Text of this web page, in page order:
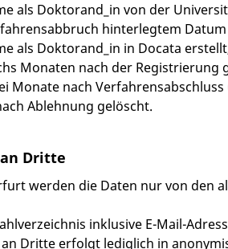
als Doktorand_in von der
hinterlegtem
als Doktorand_in in Docata
Monaten nach der Registrierung
Monate nach
Ablehnung gelöscht.
Dritte
werden die Daten nur von den
inklusive E-Mail-
Dritte erfolgt lediglich in